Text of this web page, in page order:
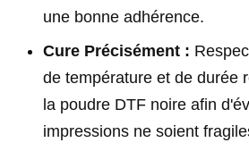
une bonne adhérence.
Cure Précisément :
de température et de durée
la poudre DTF noire afin
impressions ne soient